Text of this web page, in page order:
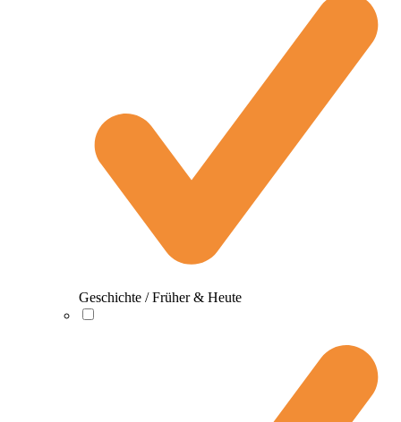
Geschichte / Früher & Heute